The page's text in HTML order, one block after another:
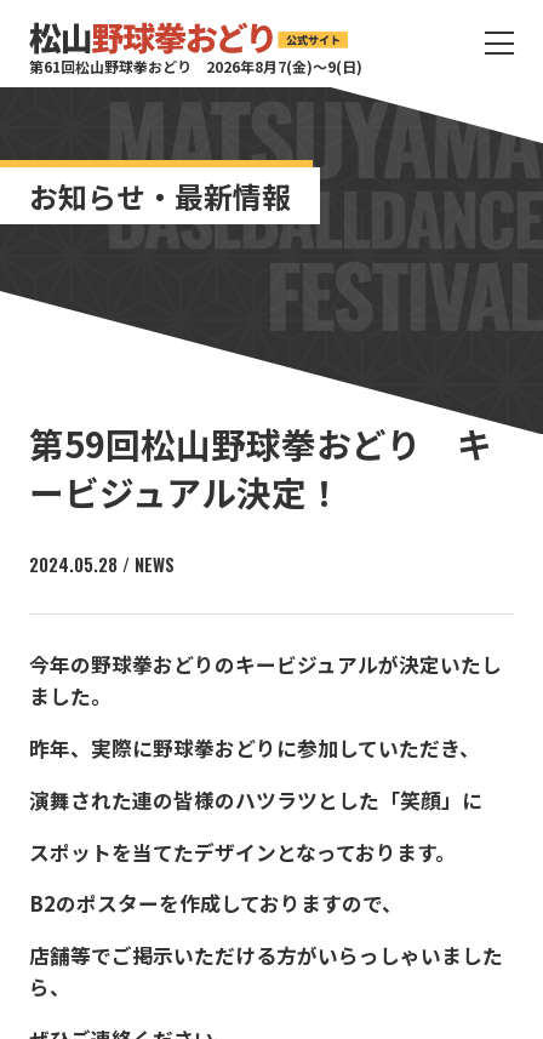
第61回松山野球拳おどり 2026年8月7(金)〜9(日)
お知らせ・最新情報
第59回松山野球拳おどり キ
ービジュアル決定！
2024.05.28 / NEWS
今年の野球拳おどりのキービジュアルが決定いたし
ました。
昨年、実際に野球拳おどりに参加していただき、
演舞された連の皆様のハツラツとした「笑顔」に
スポットを当てたデザインとなっております。
B2のポスターを作成しておりますので、
店舗等でご掲示いただける方がいらっしゃいました
ら、
サ
タ
ト
サ
ト
ー